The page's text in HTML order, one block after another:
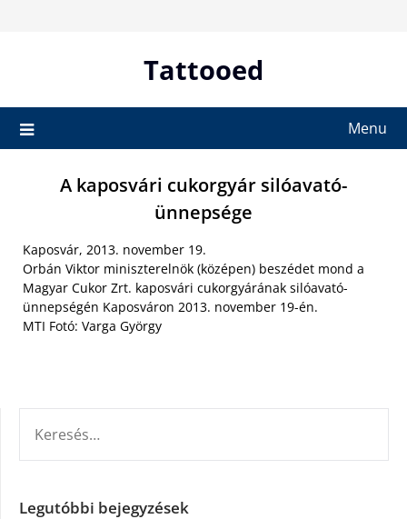
Tattooed
Menu
A kaposvári cukorgyár silóavató-
ünnepsége
Kaposvár, 2013. november 19.
Orbán Viktor miniszterelnök (középen) beszédet mond a
Magyar Cukor Zrt. kaposvári cukorgyárának silóavató-
ünnepségén Kaposváron 2013. november 19-én.
MTI Fotó: Varga György
Legutóbbi bejegyzések